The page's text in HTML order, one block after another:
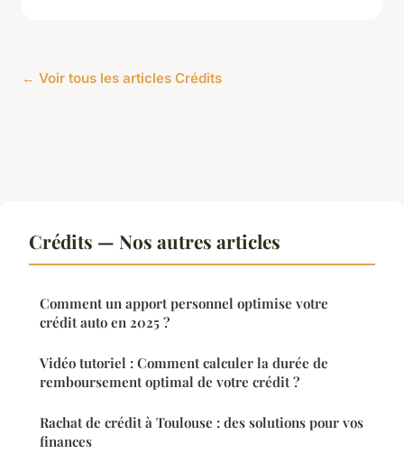
← Voir tous les articles Crédits
Crédits — Nos autres articles
Comment un apport personnel optimise votre
crédit auto en 2025 ?
Vidéo tutoriel : Comment calculer la durée de
remboursement optimal de votre crédit ?
Rachat de crédit à Toulouse : des solutions pour vos
finances